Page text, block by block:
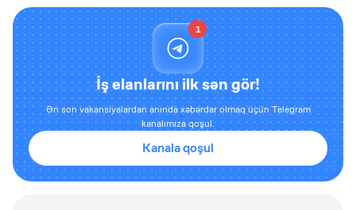
1
İş elanlarını ilk sən gör!
Ən son vakansiyalardan anında xəbərdar olmaq üçün Telegram
kanalımıza qoşul.
Kanala qoşul